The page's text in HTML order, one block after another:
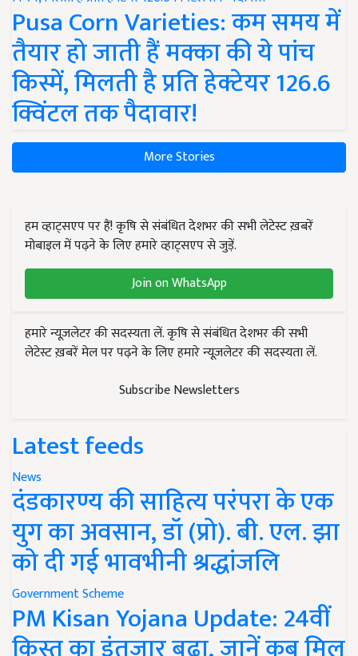
Pusa Corn Varieties: कम समय में
तैयार हो जाती हैं मक्का की ये पांच
किस्में, मिलती है प्रति हेक्टेयर 126.6
क्विंटल तक पैदावार!
More Stories
हम व्हाट्सएप पर हैं! कृषि से संबंधित देशभर की सभी लेटेस्ट ख़बरें
मोबाइल में पढ़ने के लिए हमारे व्हाट्सएप से जुड़ें.
Join on WhatsApp
हमारे न्यूज़लेटर की सदस्यता लें. कृषि से संबंधित देशभर की सभी
लेटेस्ट ख़बरें मेल पर पढ़ने के लिए हमारे न्यूज़लेटर की सदस्यता लें.
Subscribe Newsletters
Latest feeds
News
दंडकारण्य की साहित्य परंपरा के एक
युग का अवसान, डॉ (प्रो). बी. एल. झा
को दी गई भावभीनी श्रद्धांजलि
Government Scheme
PM Kisan Yojana Update: 24वीं